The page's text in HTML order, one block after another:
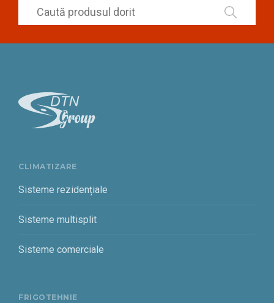
CLIMATIZARE
Sisteme rezidențiale
Sisteme multisplit
Sisteme comerciale
FRIGOTEHNIE